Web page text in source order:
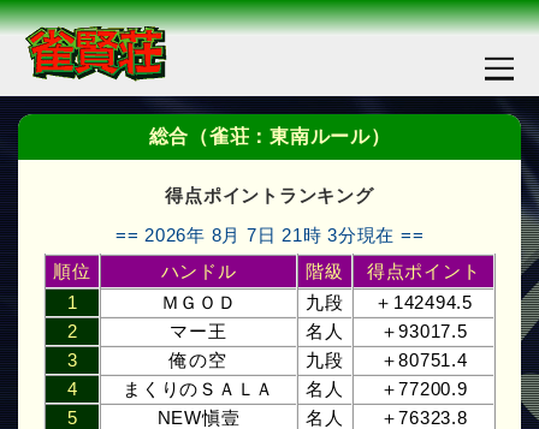
総合（雀荘：東南ルール）
得点ポイントランキング
== 2026年 8月 7日 21時 3分現在 ==
順位
ハンドル 階級
得点ポイント
1
ＭＧＯＤ 九段
＋142494.5
2
マー王 名人
＋93017.5
3
俺の空 九段
＋80751.4
4
まくりのＳＡＬＡ 名人
＋77200.9
5
NEW愼壹 名人
＋76323.8